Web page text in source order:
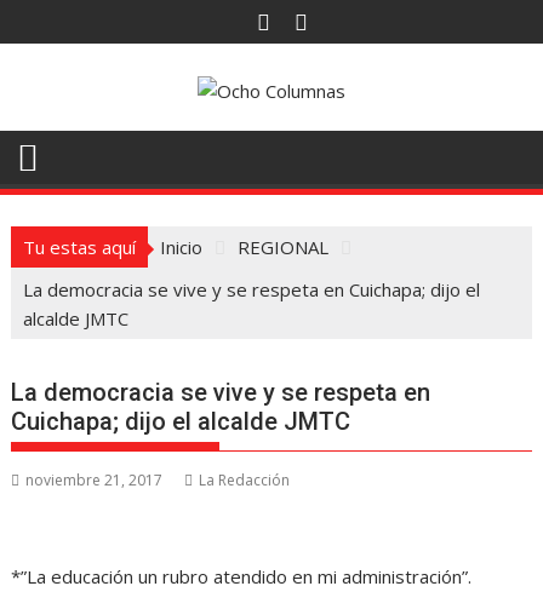
al
Tu estas aquí Inicio
REGIONAL
La democracia se vive y se respeta en Cuichapa; dijo el
alcalde JMTC
La democracia se vive y se respeta en
Cuichapa; dijo el alcalde JMTC
noviembre 21, 2017 La Redacción
*”La educación un rubro atendido en mi administración”.